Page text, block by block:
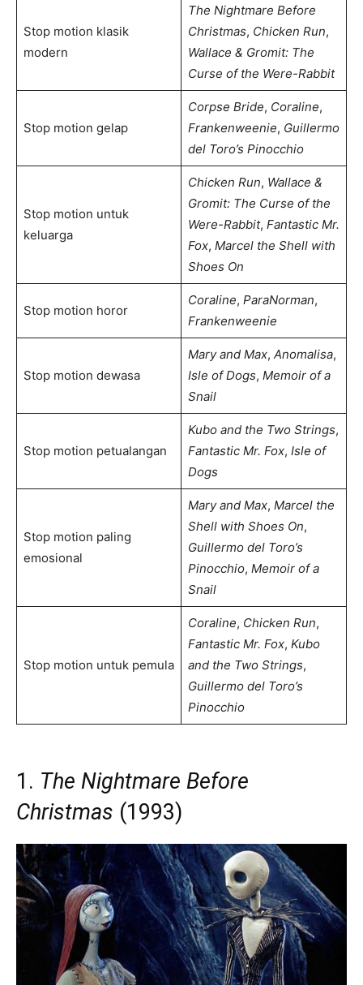
Stop motion klasik
modern
The Nightmare Before
Christmas, Chicken Run,
Wallace & Gromit: The
Curse of the Were-Rabbit
Stop motion gelap
Corpse Bride, Coraline,
Frankenweenie, Guillermo
del Toro’s Pinocchio
Stop motion untuk
keluarga
Chicken Run, Wallace &
Gromit: The Curse of the
Were-Rabbit, Fantastic Mr.
Fox, Marcel the Shell with
Shoes On
Stop motion horor
Coraline, ParaNorman,
Frankenweenie
Stop motion dewasa
Mary and Max, Anomalisa,
Isle of Dogs, Memoir of a
Snail
Stop motion petualangan
Kubo and the Two Strings,
Fantastic Mr. Fox, Isle of
Dogs
Stop motion paling
emosional
Mary and Max, Marcel the
Shell with Shoes On,
Guillermo del Toro’s
Pinocchio, Memoir of a
Snail
Stop motion untuk pemula
Coraline, Chicken Run,
Fantastic Mr. Fox, Kubo
and the Two Strings,
Guillermo del Toro’s
Pinocchio
1. The Nightmare Before
Christmas (1993)